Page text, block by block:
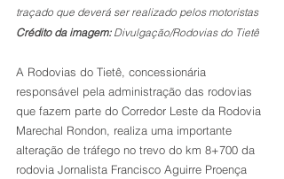
traçado que deverá ser realizado pelos motoristas
Crédito da imagem: Divulgação/Rodovias do Tietê
A Rodovias do Tietê, concessionária
responsável pela administração das rodovias
que fazem parte do Corredor Leste da Rodovia
Marechal Rondon, realiza uma importante
alteração de tráfego no trevo do km 8+700 da
rodovia Jornalista Francisco Aguirre Proença